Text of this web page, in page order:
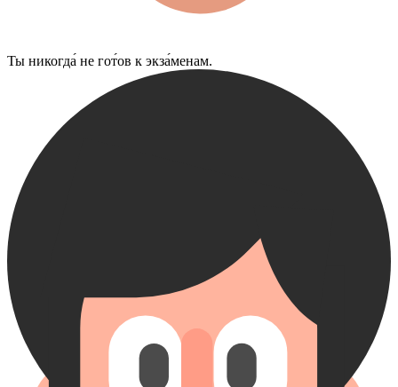
Ты никогда́ не гот́ов к экза́менам.